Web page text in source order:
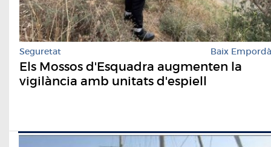
Seguretat Baix Empordà
Els Mossos d'Esquadra augmenten la
vigilància amb unitats d'espiell